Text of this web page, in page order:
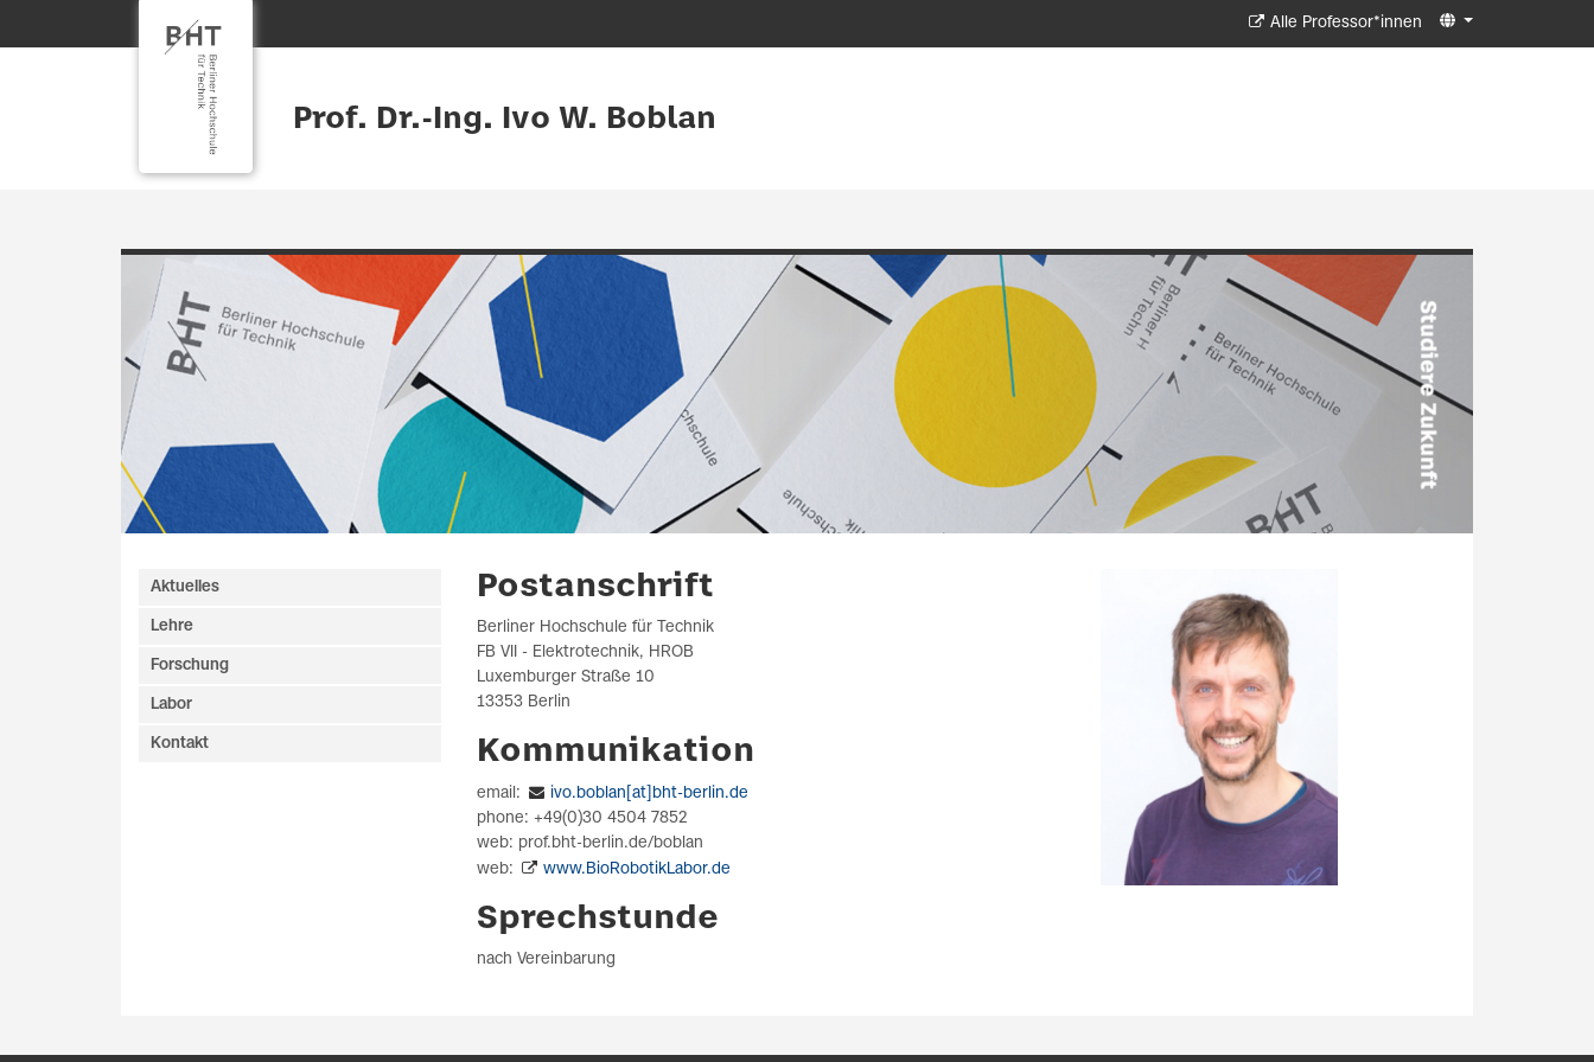
Alle Professor*innen
Prof. Dr.-Ing. Ivo W. Boblan
Postanschrift
Berliner Hochschule für Technik
FB VII - Elektrotechnik, HROB
Luxemburger Straße 10
13353 Berlin
Kommunikation
email:
ivo.boblan[at]bht-berlin.de
phone: +49(0)30 4504 7852
web: prof.bht-berlin.de/boblan
web:
www.BioRobotikLabor.de
Sprechstunde
nach Vereinbarung
Aktuelles
Lehre
Forschung
Labor
Kontakt